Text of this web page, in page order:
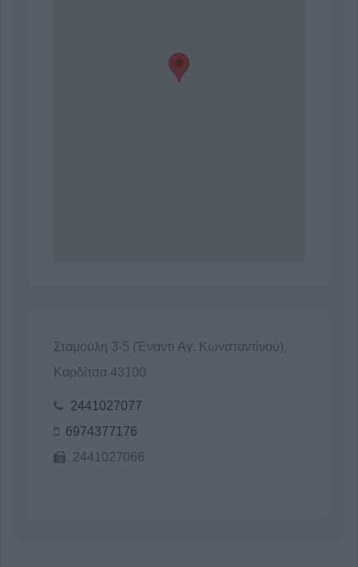
Σταμούλη 3-5 (Έναντι Αγ. Κωνσταντίνου),
Καρδίτσα 43100
2441027077
6974377176
2441027066